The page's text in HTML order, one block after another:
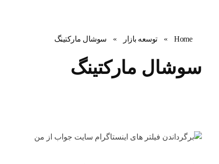
Home
» توسعه بازار » سوشال مارکتینگ
سوشال مارکتینگ